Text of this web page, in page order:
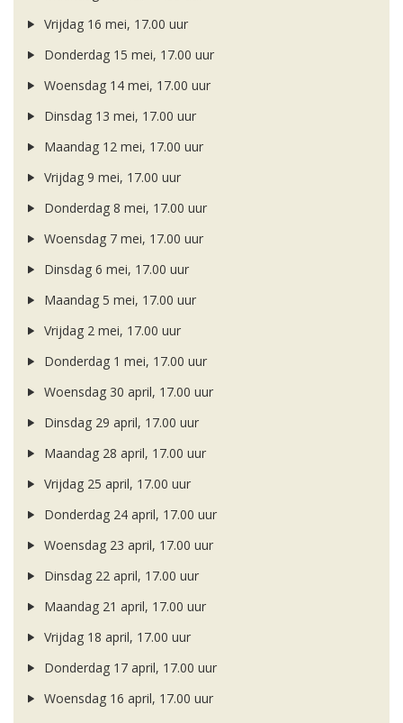
Vrijdag 16 mei, 17.00 uur
Donderdag 15 mei, 17.00 uur
Woensdag 14 mei, 17.00 uur
Dinsdag 13 mei, 17.00 uur
Maandag 12 mei, 17.00 uur
Vrijdag 9 mei, 17.00 uur
Donderdag 8 mei, 17.00 uur
Woensdag 7 mei, 17.00 uur
Dinsdag 6 mei, 17.00 uur
Maandag 5 mei, 17.00 uur
Vrijdag 2 mei, 17.00 uur
Donderdag 1 mei, 17.00 uur
Woensdag 30 april, 17.00 uur
Dinsdag 29 april, 17.00 uur
Maandag 28 april, 17.00 uur
Vrijdag 25 april, 17.00 uur
Donderdag 24 april, 17.00 uur
Woensdag 23 april, 17.00 uur
Dinsdag 22 april, 17.00 uur
Maandag 21 april, 17.00 uur
Vrijdag 18 april, 17.00 uur
Donderdag 17 april, 17.00 uur
Woensdag 16 april, 17.00 uur